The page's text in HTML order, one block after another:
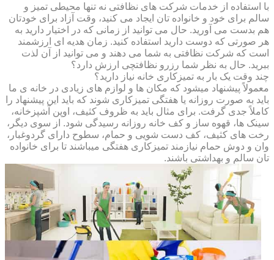
با استفاده از خدمات شرکت های نظافتی نه تنها محیطی تمیز و
سالم برای خود و خانواده تان ایجاد می کنید، وقت آزاد برای خودتان
هم بدست می آورید. حال می توانید از زمانی که در اختیار دارید به
هر صورتی که دوست دارید استفاده کنید. زمان هدیه ای ارزشمند
است که شرکت نظافتی به شما می دهند و می توانید از آن لذت
ببرید. حال به نظر شما رزرو نظافتچی ارزش دارد؟
چند وقت یک بار به تمیزکاری خانه نیاز دارید؟
معمولاً پیشنهاد میشود که مکان ها و لوازم های زیادی در خانه ی ما
باید به صورت روزانه یا هفتگی تمیزکاری شوند که باید این پیشنهاد را
کاملاً جدی گرفت. برای مثال باید به ظروف کثیف، اوپن آشپزخانه،
سینک ها، قهوه ساز و کف خانه روزانه رسیدگی شود. از سوی دیگر،
رخت های کثیف، کف دست شویی و حمام، سطوح دارای گردوغبار،
وان و دوش حمام نیازمند تمیزکاری هفتگی میباشند تا برای خانواده
تان سالم و بهداشتی باشند.